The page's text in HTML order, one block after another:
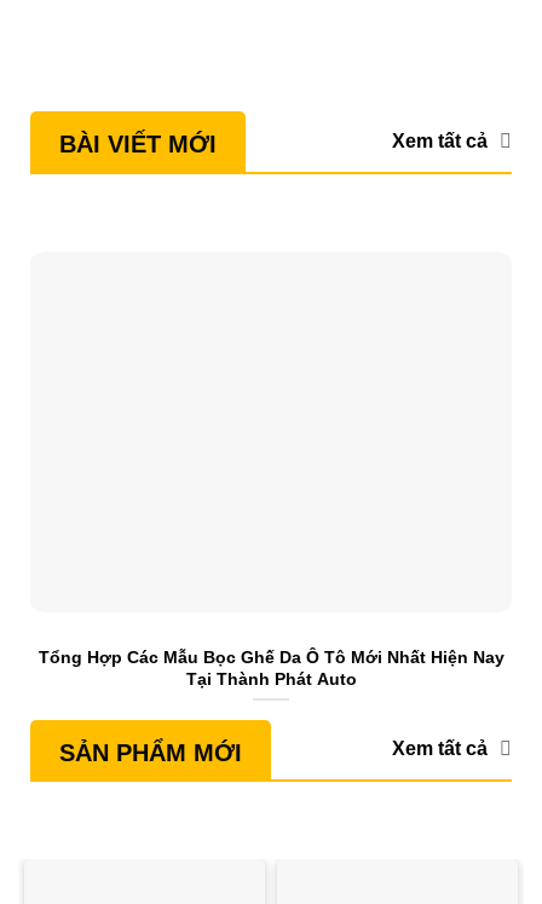
BÀI VIẾT MỚI Xem tất cả
Tổng Hợp Các Mẫu Bọc Ghế Da Ô Tô Mới Nhất Hiện Nay
Tại Thành Phát Auto
SẢN PHẨM MỚI Xem tất cả